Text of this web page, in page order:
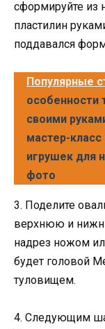
сформируйте из
пластилин
поддавался
Популярные
особенности
своими
мастер-
игрушек для
фото
3. Поделите
верхнюю и
надрез ножом
будет головой
туловищем.
4. Следующим